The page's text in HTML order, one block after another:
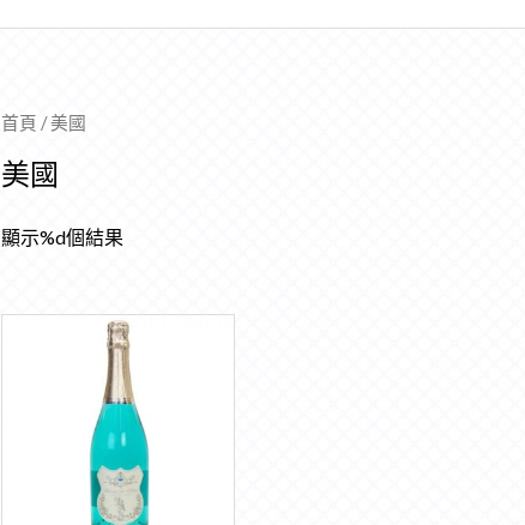
首頁 / 美國
美國
顯示%d個結果